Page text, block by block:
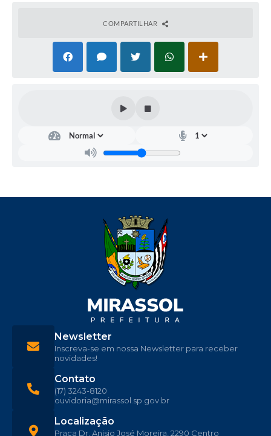
COMPARTILHAR
Localização
Praça Dr. Anisio José Moreira, 2290 Centro
Contato
(17) 3243-8120
ouvidoria@mirassol.sp.gov.br
Newsletter
Inscreva-se em nossa Newsletter para receber
novidades!